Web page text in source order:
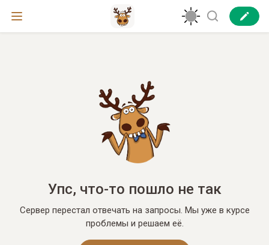
Упс, что-то пошло не так
Сервер перестал отвечать на запросы. Мы уже в курсе
проблемы и решаем её.